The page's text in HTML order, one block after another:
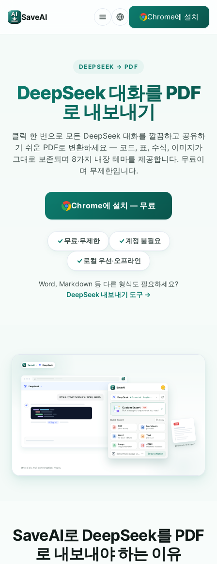
SaveAI Chrome에 설치
DEEPSEEK → PDF
DeepSeek 대화를 PDF
로 내보내기
클릭 한 번으로 모든 DeepSeek 대화를 깔끔하고 공유하
기 쉬운 PDF로 변환하세요 — 코드, 표, 수식, 이미지가
그대로 보존되며 8가지 내장 테마를 제공합니다. 무료이
며 무제한입니다.
Chrome에 설치 — 무료
무료·무제한 계정 불필요
로컬 우선·오프라인
Word, Markdown 등 다른 형식도 필요하세요?
DeepSeek 내보내기 도구 →
SaveAI로 DeepSeek를 PDF
로 내보내야 하는 이유